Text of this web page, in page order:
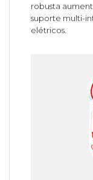
robusta
suporte multi-
elétricos.